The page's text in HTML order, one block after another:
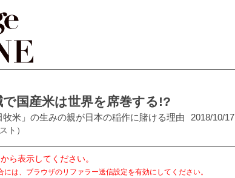
国産米は世界を席巻する!?
米」の生みの親が日本の稲作に賭ける理由 2018/10/17
ト）
ら表示してください。
には、ブラウザのリファラー送信設定を有効にしてください。